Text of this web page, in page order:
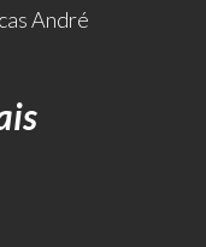
André